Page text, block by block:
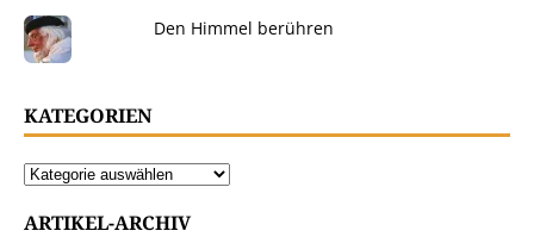
Den Himmel berühren
KATEGORIEN
ARTIKEL-ARCHIV